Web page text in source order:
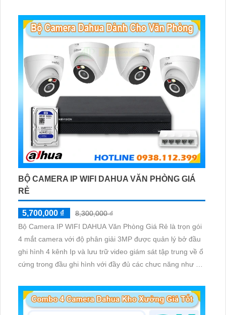
BỘ CAMERA IP WIFI DAHUA VĂN PHÒNG GIÁ
RẺ
5,700,000 ₫
8,300,000 ₫
Bộ Camera IP WIFI DAHUA Văn Phòng Giá Rẻ là trọn gói
4 mắt camera với độ phân giải 3MP được quản lý bở đầu
ghi hình 4 kênh Ip và lưu trữ video giám sát tập trung về ổ
cứng trong đầu ghi hình với đầy đủ các chưc năng như AI
giám sát có màu vào ban đêm